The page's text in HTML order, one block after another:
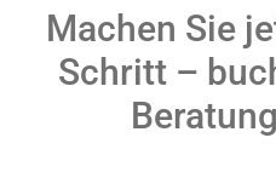
Machen Sie
Schritt –